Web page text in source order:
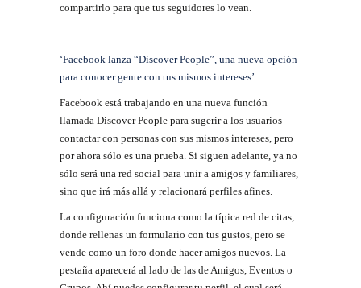
compartirlo para que tus seguidores lo vean.
‘Facebook lanza “Discover People”, una nueva opción
para conocer gente con tus mismos intereses’
Facebook está trabajando en una nueva función
llamada Discover People para sugerir a los usuarios
contactar con personas con sus mismos intereses, pero
por ahora sólo es una prueba. Si siguen adelante, ya no
sólo será una red social para unir a amigos y familiares,
sino que irá más allá y relacionará perfiles afines.
La configuración funciona como la típica red de citas,
donde rellenas un formulario con tus gustos, pero se
vende como un foro donde hacer amigos nuevos. La
pestaña aparecerá al lado de las de Amigos, Eventos o